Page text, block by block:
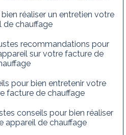
réaliser un entretien votre
de chauffage
recommandations pour
sur votre facture de
pour bien entretenir votre
facture de chauffage
conseils pour bien réaliser
appareil de chauffage